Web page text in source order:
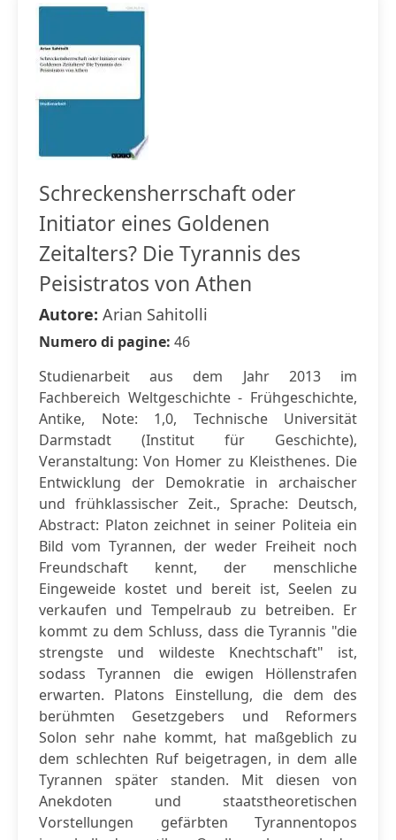
Schreckensherrschaft oder
Initiator eines Goldenen
Zeitalters? Die Tyrannis des
Peisistratos von Athen
Autore: Arian Sahitolli
Numero di pagine: 46
Studienarbeit aus dem Jahr 2013 im
Fachbereich Weltgeschichte - Frühgeschichte,
Antike, Note: 1,0, Technische Universität
Darmstadt (Institut für Geschichte),
Veranstaltung: Von Homer zu Kleisthenes. Die
Entwicklung der Demokratie in archaischer
und frühklassischer Zeit., Sprache: Deutsch,
Abstract: Platon zeichnet in seiner Politeia ein
Bild vom Tyrannen, der weder Freiheit noch
Freundschaft kennt, der menschliche
Eingeweide kostet und bereit ist, Seelen zu
verkaufen und Tempelraub zu betreiben. Er
kommt zu dem Schluss, dass die Tyrannis "die
strengste und wildeste Knechtschaft" ist,
sodass Tyrannen die ewigen Höllenstrafen
erwarten. Platons Einstellung, die dem des
berühmten Gesetzgebers und Reformers
Solon sehr nahe kommt, hat maßgeblich zu
dem schlechten Ruf beigetragen, in dem alle
Tyrannen später standen. Mit diesen von
Anekdoten und staatstheoretischen
Vorstellungen gefärbten Tyrannentopos